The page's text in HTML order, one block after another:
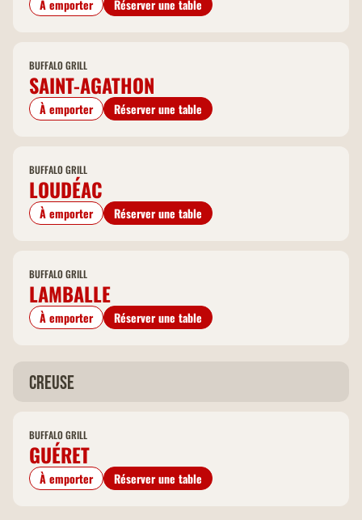
À emporter Réserver une table
BUFFALO GRILL
SAINT-AGATHON
À emporter Réserver une table
BUFFALO GRILL
LOUDÉAC
À emporter Réserver une table
BUFFALO GRILL
LAMBALLE
À emporter Réserver une table
Creuse
BUFFALO GRILL
GUÉRET
À emporter Réserver une table